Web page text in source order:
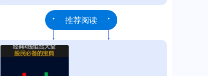
推荐阅读